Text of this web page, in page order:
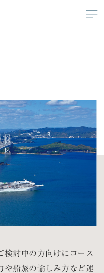
検討中の方向けにコース
や船旅の愉しみ方など運